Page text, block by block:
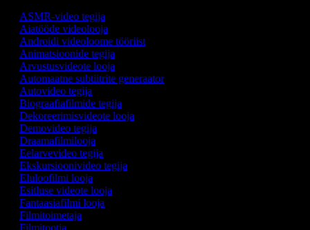
ASMR-video tegija
Aiatööde videolooja
Androidi videoloome tööriist
Animatsioonide tegija
Arvustusvideote looja
Automaatne subtiitrite generaator
Autovideo tegija
Biograafiafilmide tegija
Dekoreerimisvideote looja
Demovideo tegija
Draamafilmilooja
Eelarvevideo tegija
Ekskursioonivideo tegija
Eluloofilmi looja
Esitluse videote looja
Fantaasiafilmi looja
Filmitoimetaja